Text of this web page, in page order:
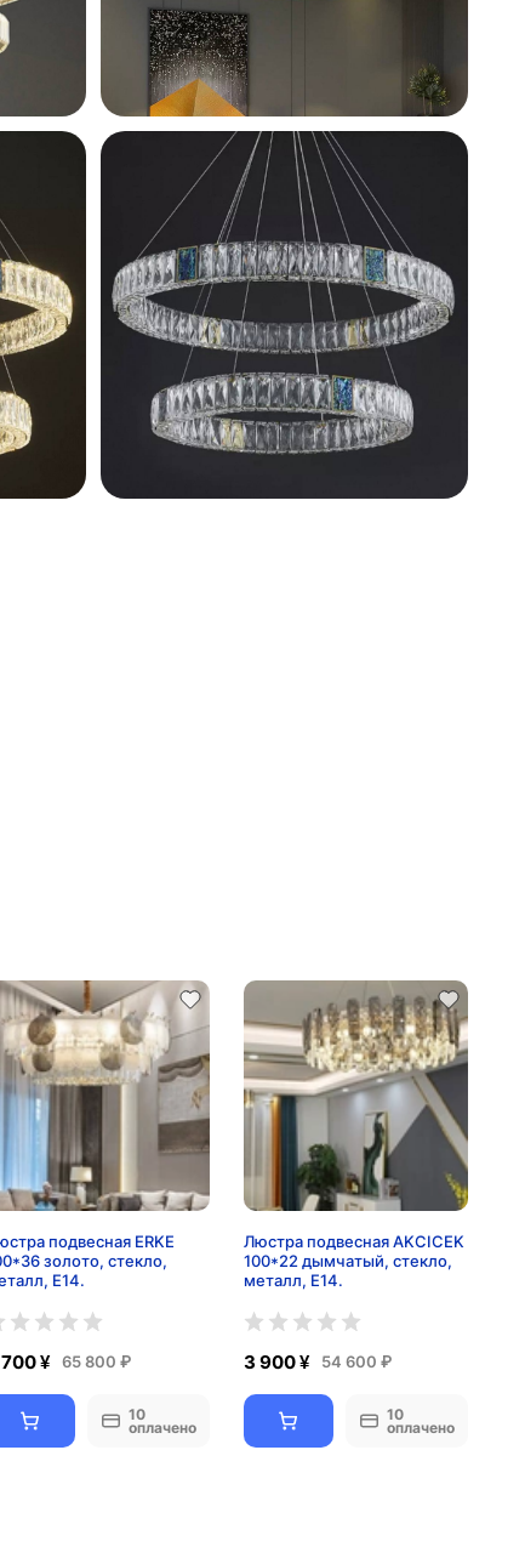
подвесная ERKE
золото, стекло,
Е14.
¥ 65 800 ₽
10
оплачено
Люстра подвесная AKCICEK
100*22 дымчатый, стекло,
металл, Е14.
3 900 ¥ 54 600 ₽
10
оплачено